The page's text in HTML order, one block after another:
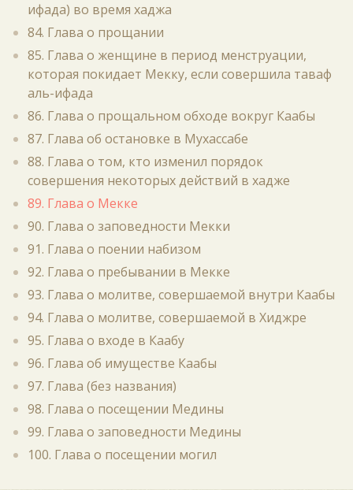
ифада) во время хаджа
84. Глава о прощании
85. Глава о женщине в период менструации,
которая покидает Мекку, если совершила таваф
аль-ифада
86. Глава о прощальном обходе вокруг Каабы
87. Глава об остановке в Мухассабе
88. Глава о том, кто изменил порядок
совершения некоторых действий в хадже
89. Глава о Мекке
90. Глава о заповедности Мекки
91. Глава о поении набизом
92. Глава о пребывании в Мекке
93. Глава о молитве, совершаемой внутри Каабы
94. Глава о молитве, совершаемой в Хиджре
95. Глава о входе в Каабу
96. Глава об имуществе Каабы
97. Глава (без названия)
98. Глава о посещении Медины
99. Глава о заповедности Медины
100. Глава о посещении могил